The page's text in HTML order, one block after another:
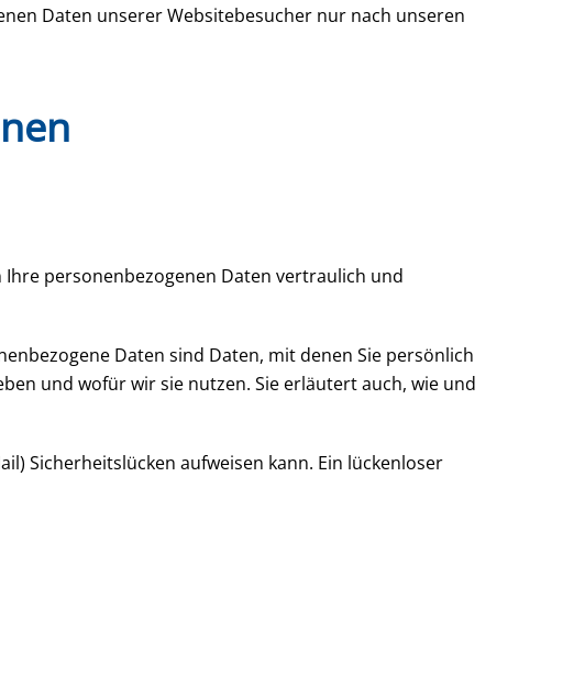
Daten unserer Websitebesucher nur nach unseren
personenbezogenen Daten vertraulich und
Daten sind Daten, mit denen Sie persönlich
und wofür wir sie nutzen. Sie erläutert auch, wie und
Sicherheitslücken aufweisen kann. Ein lückenloser